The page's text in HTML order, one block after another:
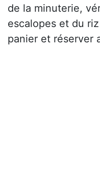
de la minuterie,
escalopes et du
panier et réserver